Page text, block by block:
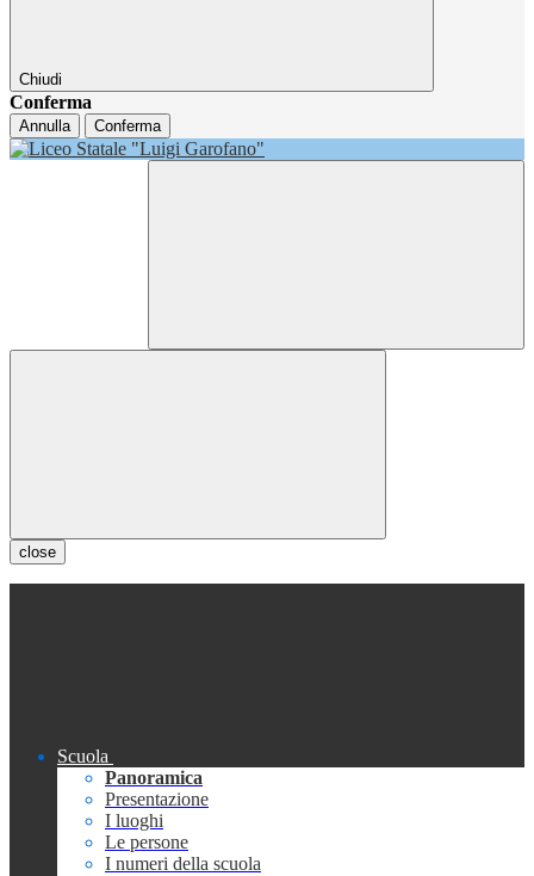
Chiudi
Conferma
Annulla Conferma
close
Scuola
Panoramica
Presentazione
I luoghi
Le persone
I numeri della scuola